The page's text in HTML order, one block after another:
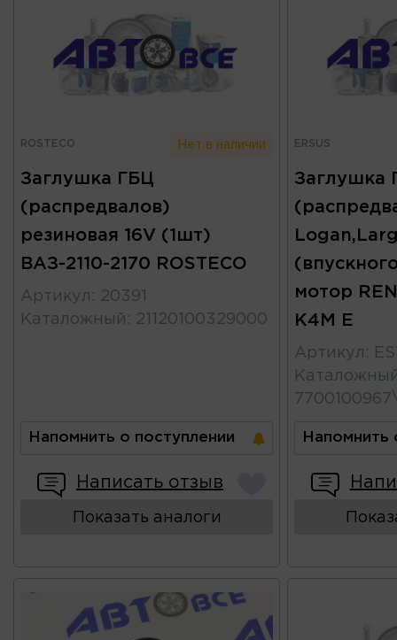
ROSTECO Нет в наличии
Заглушка ГБЦ
(распредвалов)
резиновая 16V (1шт)
ВАЗ-2110-2170 ROSTECO
Артикул : 20391
Каталожный : 21120100329000
Напомнить о поступлении
Написать отзыв
Показать аналоги
ERSUS
Заглушка
мотор
K4M E
Артикул :
Напомнить